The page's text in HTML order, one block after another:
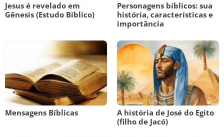
Jesus é revelado em
Gênesis (Estudo Bíblico)
Personagens bíblicos: sua
história, características e
importância
Mensagens Bíblicas
A história de José do Egito
(filho de Jacó)